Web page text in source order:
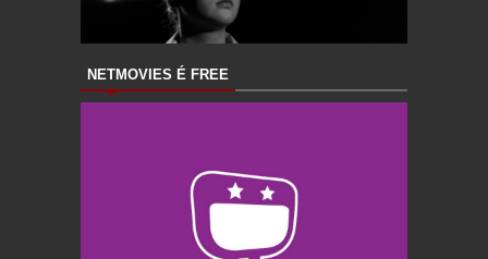
NETMOVIES É FREE